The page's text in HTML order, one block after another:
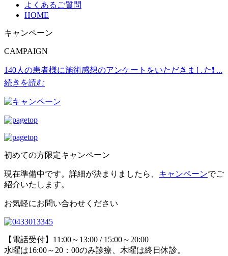
よくあるご質問
HOME
キャンペーン
CAMPAIGN
140人の患者様に施術感想のアンケートをいただきました❗ ...
続きを読む
初めての方限定キャンペーン
現在準備中です。詳細が決まりましたら、 キャンペーンでご
紹介いたします。
お気軽にお問い合わせください
【電話受付】11:00～13:00 / 15:00～20:00
水曜は16:00～20：00のみ診療、木曜は終日休診。